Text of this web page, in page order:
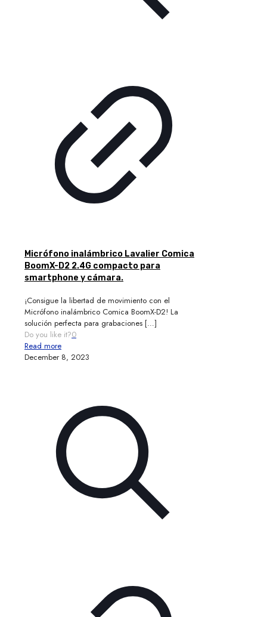
Micrófono inalámbrico Lavalier Comica
BoomX-D2 2.4G compacto para
smartphone y cámara.
¡Consigue la libertad de movimiento con el
Micrófono inalámbrico Comica BoomX-D2! La
solución perfecta para grabaciones […]
Do you like it?0
Read more
December 8, 2023